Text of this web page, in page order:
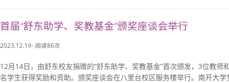
首届“舒东助学、奖教基金”颁奖座谈会举行
2023.12.19- 阅读86次
12月14日，由舒东校友捐赠的“舒东助学、奖教基金”首次颁发，3位教师
名学生获得奖励和资助。颁奖座谈会在八里台校区服务楼举行。南开大学